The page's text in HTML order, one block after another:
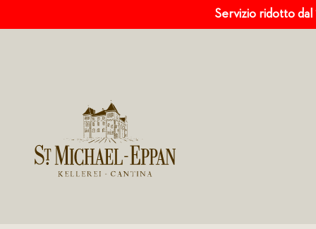
Servizio ridotto dal